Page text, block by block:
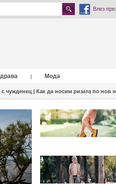
Влез
| Мода
чужденец | Как да носим ризата по нов